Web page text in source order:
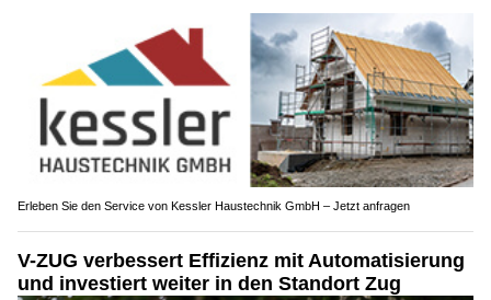
Erleben Sie den Service von Kessler Haustechnik GmbH – Jetzt anfragen
V-ZUG verbessert Effizienz mit Automatisierung
und investiert weiter in den Standort Zug